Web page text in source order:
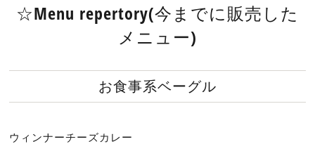
☆Menu repertory(今までに販売した
メニュー)
お食事系ベーグル
ウィンナーチーズカレー